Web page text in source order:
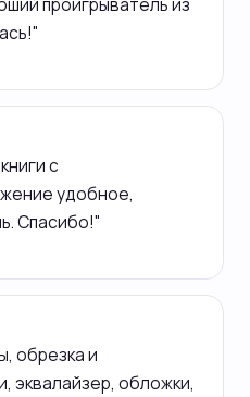
с
удобное,
Спасибо!"
обрезка и
эквалайзер, обложки,